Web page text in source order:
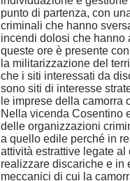
punto di partenza, con
criminali che hanno
incendi dolosi che hanno
queste ore è presente
la militarizzazione del
che i siti interessati da
sono siti di interesse
le imprese della camorra
Nella vicenda Cosentino
delle organizzazioni
a quello edile perché in
attività estrattive legate
realizzare discariche e in
meccanici di cui la